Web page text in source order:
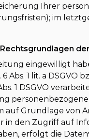
Ihrer
im
eingewilligt
1 lit. a DSGVO
1 DSGVO
Grundlage von
in den Zugriff auf
erfolgt die